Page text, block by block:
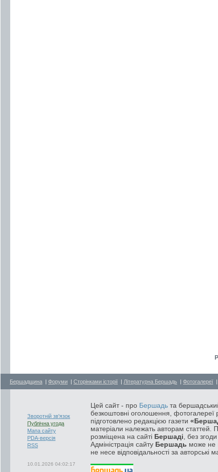
Бершадщина | Форуми | Сторінками історії | Літературна Бершадь | Фотогалереї
Зворотній зв'язок
Публічна угода
Мапа сайту
PDA-версія
RSS
10.01.2026 04:02:17
Цей сайт - про Бершадь та
безкоштовні оголошення, фотогалереї
підготовлено редакцією газети
матеріали належать авторам статтей.
розміщена на сайті Бершаді , без
Адміністрація сайту Бершадь може не
не несе відповідальності за авторські